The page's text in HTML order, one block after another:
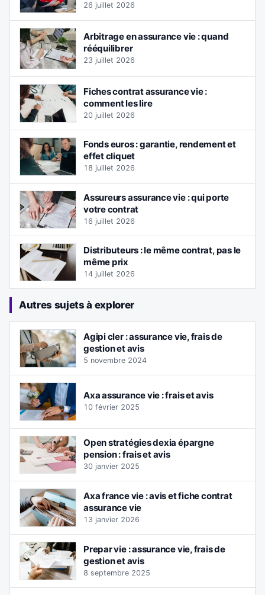
26 juillet 2026
Arbitrage en assurance vie : quand
rééquilibrer
23 juillet 2026
Fiches contrat assurance vie :
comment les lire
20 juillet 2026
Fonds euros : garantie, rendement et
effet cliquet
18 juillet 2026
Assureurs assurance vie : qui porte
votre contrat
16 juillet 2026
Distributeurs : le même contrat, pas le
même prix
14 juillet 2026
Autres sujets à explorer
Agipi cler : assurance vie, frais de
gestion et avis
5 novembre 2024
Axa assurance vie : frais et avis
10 février 2025
Open stratégies dexia épargne
pension : frais et avis
30 janvier 2025
Axa france vie : avis et fiche contrat
assurance vie
13 janvier 2026
Prepar vie : assurance vie, frais de
gestion et avis
8 septembre 2025